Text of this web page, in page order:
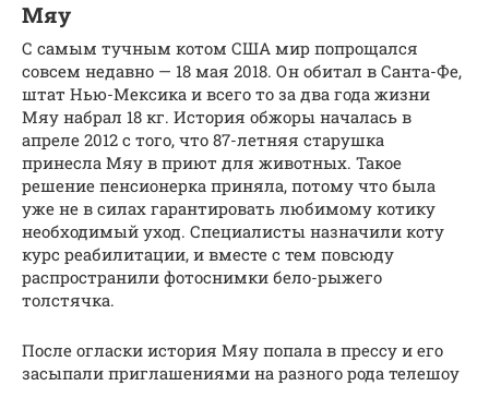
Мяу
С самым тучным котом США мир попрощался
совсем недавно — 18 мая 2018. Он обитал в Санта-Фе,
штат Нью-Мексика и всего то за два года жизни
Мяу набрал 18 кг. История обжоры началась в
апреле 2012 с того, что 87-летняя старушка
принесла Мяу в приют для животных. Такое
решение пенсионерка приняла, потому что была
уже не в силах гарантировать любимому котику
необходимый уход. Специалисты назначили коту
курс реабилитации, и вместе с тем повсюду
распространили фотоснимки бело-рыжего
толстячка.
После огласки история Мяу попала в прессу и его
засыпали приглашениями на разного рода телешоу